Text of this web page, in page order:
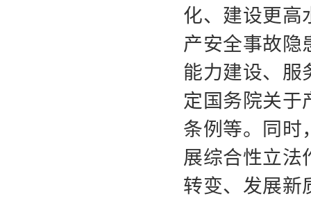
化、建设更高
产安全事故隐
能力建设、服
定国务院关于
条例等。同时
展综合性立法
转变、发展新